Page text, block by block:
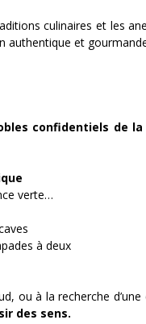
culinaires et les
authentique et
confidentiels de la
verte…
à deux
ou à la recherche
des sens.